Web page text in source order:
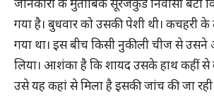
गया है। बुधवार को उसकी पेशी थी। कचहरी
गया था। इस बीच किसी नुकीली चीज से उसने
लिया। आशंका है कि शायद उसके हाथ कहीं से
उसे यह कहां से मिला है इसकी जांच की जा